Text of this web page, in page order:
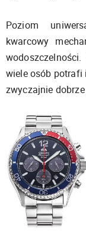
Poziom
kwarcowy
wiele osób potrafi
zwyczajnie